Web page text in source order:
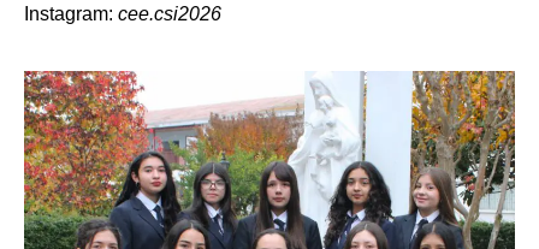
Instagram: cee.csi2026